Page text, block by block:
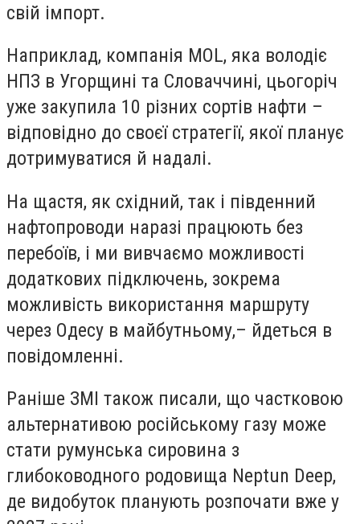
свій імпорт.
Наприклад, компанія MOL, яка володіє
НПЗ в Угорщині та Словаччині, цьогоріч
уже закупила 10 різних сортів нафти –
відповідно до своєї стратегії, якої планує
дотримуватися й надалі.
На щастя, як східний, так і південний
нафтопроводи наразі працюють без
перебоїв, і ми вивчаємо можливості
додаткових підключень, зокрема
можливість використання маршруту
через Одесу в майбутньому,– йдеться в
повідомленні.
Раніше ЗМІ також писали, що частковою
альтернативою російському газу може
стати румунська сировина з
глибоководного родовища Neptun Deep,
де видобуток планують розпочати вже у